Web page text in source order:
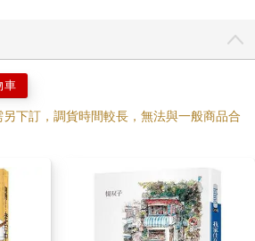
三姨婆婚後落腳在中壢，生得二子取名
賭博技術恐怕只跟我們不相上下卻敢進
癮，人生愈走愈是一塌糊塗。菸酒檳榔
點滴崩毀，精神在失控邊緣，我們目睹
不出的滿心焦躁與憂慮。其實就是物傷
們嘲弄青年的他不幹點正事，小龍總是
的！」我們便每次回嘴：「小孩落魄是
，就逃走。偶爾沒有逃走，衝過來甩我
牆。塵埃落定，小龍還載我們去上學，
車
下訂，調貨時間較長，無法與一般商品合